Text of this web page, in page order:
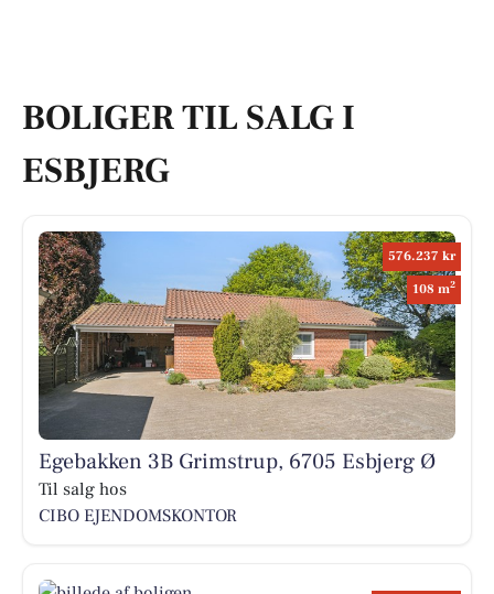
BOLIGER TIL SALG I
ESBJERG
576.237 kr
108 m2
Egebakken 3B Grimstrup, 6705 Esbjerg Ø
Til salg hos
CIBO EJENDOMSKONTOR